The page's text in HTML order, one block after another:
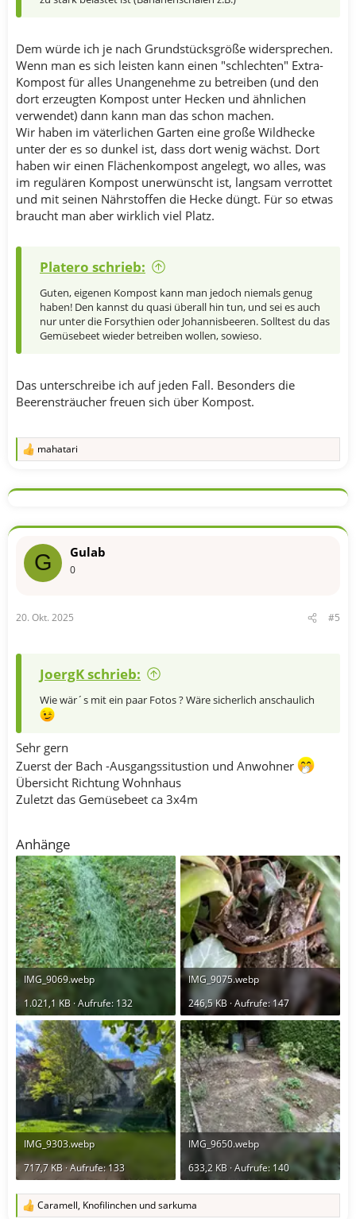
Dem würde ich je nach Grundstücksgröße widersprechen.
Wenn man es sich leisten kann einen "schlechten" Extra-
Kompost für alles Unangenehme zu betreiben (und den
dort erzeugten Kompost unter Hecken und ähnlichen
verwendet) dann kann man das schon machen.
Wir haben im väterlichen Garten eine große Wildhecke
unter der es so dunkel ist, dass dort wenig wächst. Dort
haben wir einen Flächenkompost angelegt, wo alles, was
im regulären Kompost unerwünscht ist, langsam verrottet
und mit seinen Nährstoffen die Hecke düngt. Für so etwas
braucht man aber wirklich viel Platz.
Platero schrieb:
Guten, eigenen Kompost kann man jedoch niemals genug
haben! Den kannst du quasi überall hin tun, und sei es auch
nur unter die Forsythien oder Johannisbeeren. Solltest du das
Gemüsebeet wieder betreiben wollen, sowieso.
Das unterschreibe ich auf jeden Fall. Besonders die
Beerensträucher freuen sich über Kompost.
R
k
o
e
n
mahatari
G Gulab
0
20. Okt. 2025 #5
JoergK schrieb:
Wie wär´s mit ein paar Fotos ? Wäre sicherlich anschaulich
Sehr gern
Zuerst der Bach -Ausgangssitustion und Anwohner
Übersicht Richtung Wohnhaus
Zuletzt das Gemüsebeet ca 3x4m
Anhänge
IMG_9069.webp
1.021,1 KB · Aufrufe: 132
IMG_9075.webp
246,5 KB · Aufrufe: 147
IMG_9303.webp
717,7 KB · Aufrufe: 133
IMG_9650.webp
633,2 KB · Aufrufe: 140
R
Caramell, Knofilinchen undsarkuma